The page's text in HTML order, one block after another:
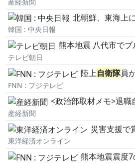
北朝鮮、東海上に短距離弾道ミ
韓国 : 中央日報
熊本地震 八代市でブルーシート
テレビ朝日
陸上自衛隊員が懲戒免
FNN : フジテレビ
<政治部取材メモ>退職自衛官支援で「庁」設置
産経新聞
災害支援で
東洋経済オンライン
熊本地震震度7の宇城市で竹やぶ火災 断水